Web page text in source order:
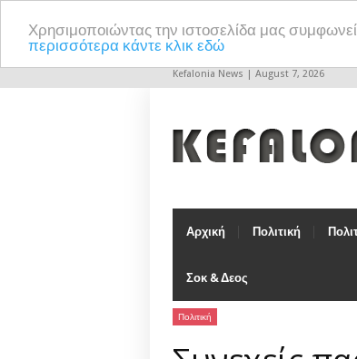
Χρησιμοποιώντας την ιστοσελίδα μας
περισσότερα κάντε κλικ εδώ
Kefalonia News | August 7, 2026
Αρχική Πολιτική
Σοκ & Δεος
Πολιτική